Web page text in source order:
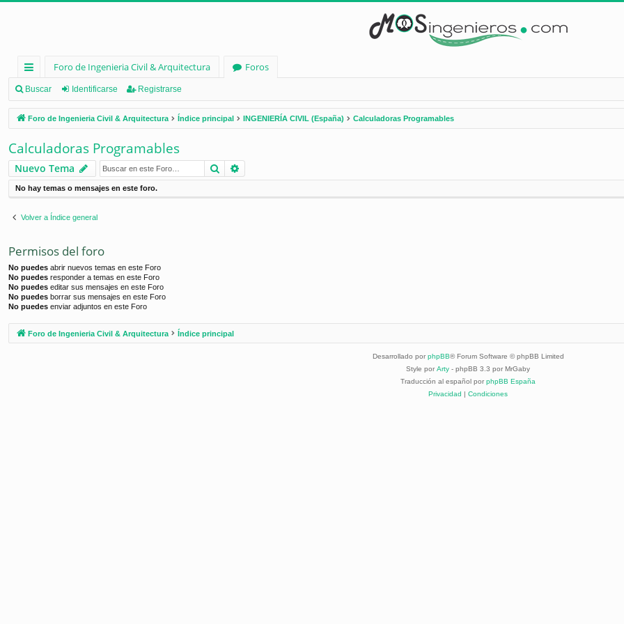
nl
ac
es
rá
pi
d
os
Foro de Ingenieria Civil & Arquitectura
Foros
Buscar Identificarse Registrarse
Foro de Ingenieria Civil & Arquitectura Índice principal INGENIERÍA CIVIL (España) Calculadoras Programables
Calculadoras Programables
Nuevo Tema Buscar
No hay temas o mensajes en este foro.
Volver a Índice general
Permisos del foro
No puedes abrir nuevos temas en este Foro
No puedes responder a temas en este Foro
No puedes editar sus mensajes en este Foro
No puedes borrar sus mensajes en este Foro
No puedes enviar adjuntos en este Foro
Foro de Ingenieria Civil & Arquitectura Índice principal
Desarrollado por phpBB® Forum Software © phpBB Limited
Style por Arty - phpBB 3.3 por MrGaby
Traducción al español por phpBB España
Privacidad | Condiciones